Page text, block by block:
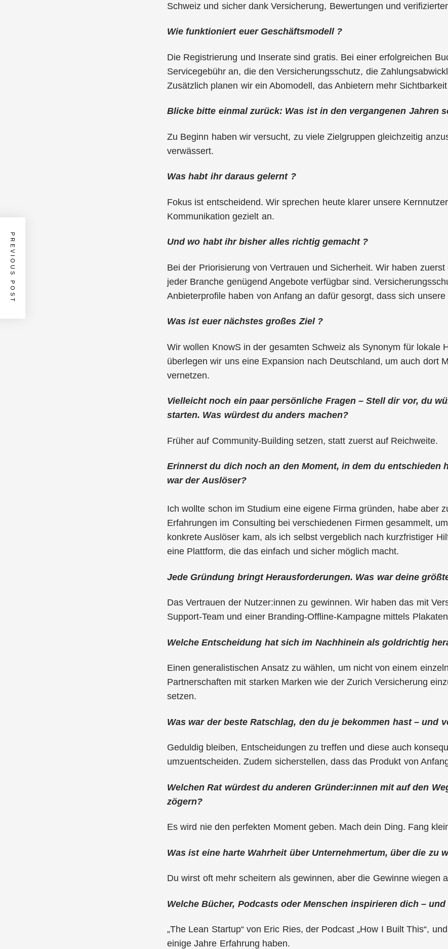
Schweiz und sicher dank Versicherung, Bewertungen und
Wie funktioniert euer Geschäftsmodell ?
Die Registrierung und Inserate sind gratis. Bei einer erfolgreichen
Servicegebühr an, die den Versicherungsschutz, die
Zusätzlich planen wir ein Abomodell, das Anbietern mehr
Blicke bitte einmal zurück: Was ist in den vergangenen Jahren
Zu Beginn haben wir versucht, zu viele Zielgruppen gleichzeitig
verwässert.
Was habt ihr daraus gelernt ?
Fokus ist entscheidend. Wir sprechen heute klarer unsere
Kommunikation gezielt an.
Und wo habt ihr bisher alles richtig gemacht ?
Bei der Priorisierung von Vertrauen und Sicherheit. Wir haben
jeder Branche genügend Angebote verfügbar sind.
Anbieterprofile haben von Anfang an dafür gesorgt, dass sich
Was ist euer nächstes großes Ziel ?
Wir wollen KnowS in der gesamten Schweiz als Synonym für lokale
überlegen wir uns eine Expansion nach Deutschland, um auch dort
vernetzen.
Vielleicht noch ein paar persönliche Fragen – Stell dir vor, du
starten. Was würdest du anders machen?
Früher auf Community-Building setzen, statt zuerst auf Reichweite.
Erinnerst du dich noch an den Moment, in dem du entschieden
war der Auslöser?
Ich wollte schon im Studium eine eigene Firma gründen, habe aber
Erfahrungen im Consulting bei verschiedenen Firmen gesammelt,
konkrete Auslöser kam, als ich selbst vergeblich nach kurzfristiger
eine Plattform, die das einfach und sicher möglich macht.
Jede Gründung bringt Herausforderungen. Was war deine
Das Vertrauen der Nutzer:innen zu gewinnen. Wir haben das mit
Support-Team und einer Branding-Offline-Kampagne mittels
Welche Entscheidung hat sich im Nachhinein als goldrichtig
Einen generalistischen Ansatz zu wählen, um nicht von einem
Partnerschaften mit starken Marken wie der Zurich Versicherung
setzen.
Was war der beste Ratschlag, den du je bekommen hast – und
Geduldig bleiben, Entscheidungen zu treffen und diese auch
umzuentscheiden. Zudem sicherstellen, dass das Produkt von
Welchen Rat würdest du anderen Gründer:innen mit auf den
zögern?
Es wird nie den perfekten Moment geben. Mach dein Ding. Fang
Was ist eine harte Wahrheit über Unternehmertum, über die zu
Du wirst oft mehr scheitern als gewinnen, aber die Gewinne wiegen
Welche Bücher, Podcasts oder Menschen inspirieren dich –
„The Lean Startup“ von Eric Ries, der Podcast „How I Built This“,
einige Jahre Erfahrung haben.
PREVIOUS POST